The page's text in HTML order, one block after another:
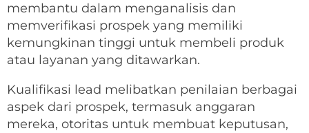
membantu dalam menganalisis dan
memverifikasi prospek yang memiliki
kemungkinan tinggi untuk membeli produk
atau layanan yang ditawarkan.
Kualifikasi lead melibatkan penilaian berbagai
aspek dari prospek, termasuk anggaran
mereka, otoritas untuk membuat keputusan,